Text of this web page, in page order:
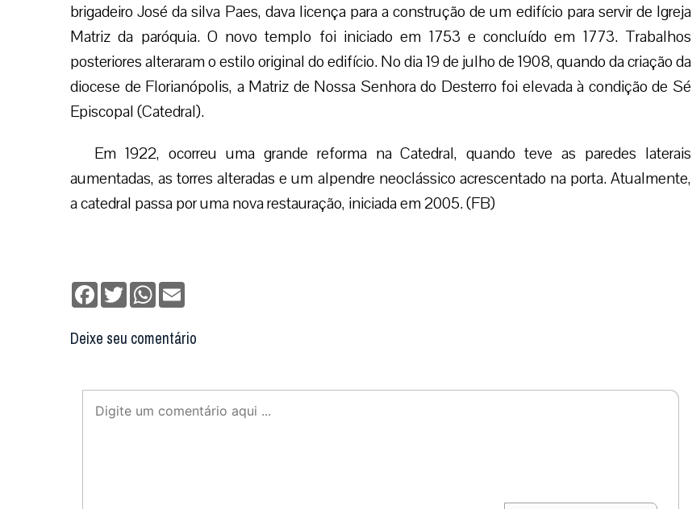
brigadeiro José da silva Paes, dava licença para a construção de um edifício para servir de Igreja
Matriz da paróquia. O novo templo foi iniciado em 1753 e concluído em 1773. Trabalhos
posteriores alteraram o estilo original do edifício. No dia 19 de julho de 1908, quando da criação da
diocese de Florianópolis, a Matriz de Nossa Senhora do Desterro foi elevada à condição de Sé
Episcopal (Catedral).
Em 1922, ocorreu uma grande reforma na Catedral, quando teve as paredes laterais
aumentadas, as torres alteradas e um alpendre neoclássico acrescentado na porta. Atualmente,
a catedral passa por uma nova restauração, iniciada em 2005. (FB)
Facebook
TwitterWhatsApp
Deixe seu comentário